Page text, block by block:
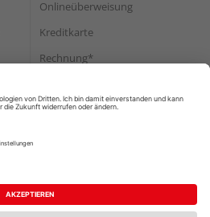
Onlineüberweisung
Kreditkarte
Rechnung*
Versand
Widerruf
Datenschutz
Vertrag widerrufen